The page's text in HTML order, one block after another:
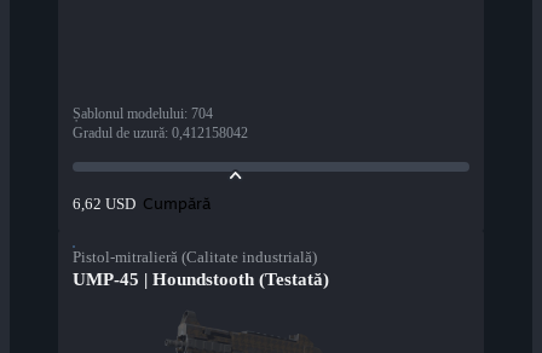
Șablonul modelului: 704
Gradul de uzură: 0,412158042
6,62 USD Cumpără
Pistol-mitralieră (Calitate industrială)
UMP-45 | Houndstooth (Testată)